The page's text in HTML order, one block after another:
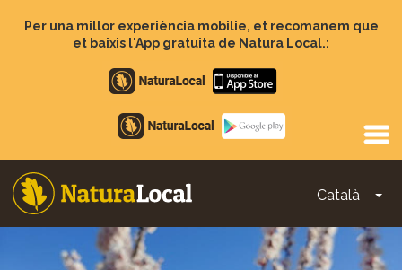
Per una millor experiència mobilie, et recomanem que
et baixis l'App gratuita de Natura Local.:
Apple
store
Google
Play
Català
Main
navigation